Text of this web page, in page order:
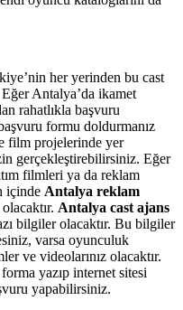
her yerinden bu cast
Antalya’da ikamet
rahatlıkla başvuru
formu doldurmanız
film projelerinde yer
gerçekleştirebilirsiniz. Eğer
filmleri ya da reklam
içinde Antalya reklam
Antalya cast ajans
bilgiler olacaktır. Bu bilgiler
varsa oyunculuk
ve videolarınız olacaktır.
yazıp internet sitesi
yapabilirsiniz.